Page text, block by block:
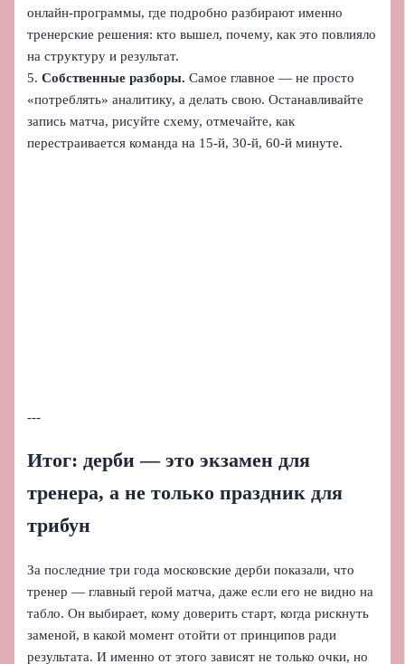
онлайн-программы, где подробно разбирают именно
тренерские решения: кто вышел, почему, как это повлияло
на структуру и результат.
5.Собственные разборы. Самое главное — не просто
«потреблять» аналитику, а делать свою. Останавливайте
запись матча, рисуйте схему, отмечайте, как
перестраивается команда на 15‑й, 30‑й, 60‑й минуте.
---
Итог: дерби — это экзамен для
тренера, а не только праздник для
трибун
За последние три года московские дерби показали, что
тренер — главный герой матча, даже если его не видно на
табло. Он выбирает, кому доверить старт, когда рискнуть
заменой, в какой момент отойти от принципов ради
результата. И именно от этого зависят не только очки, но